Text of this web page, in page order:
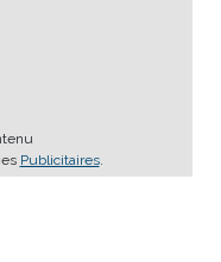
Publicitaires.